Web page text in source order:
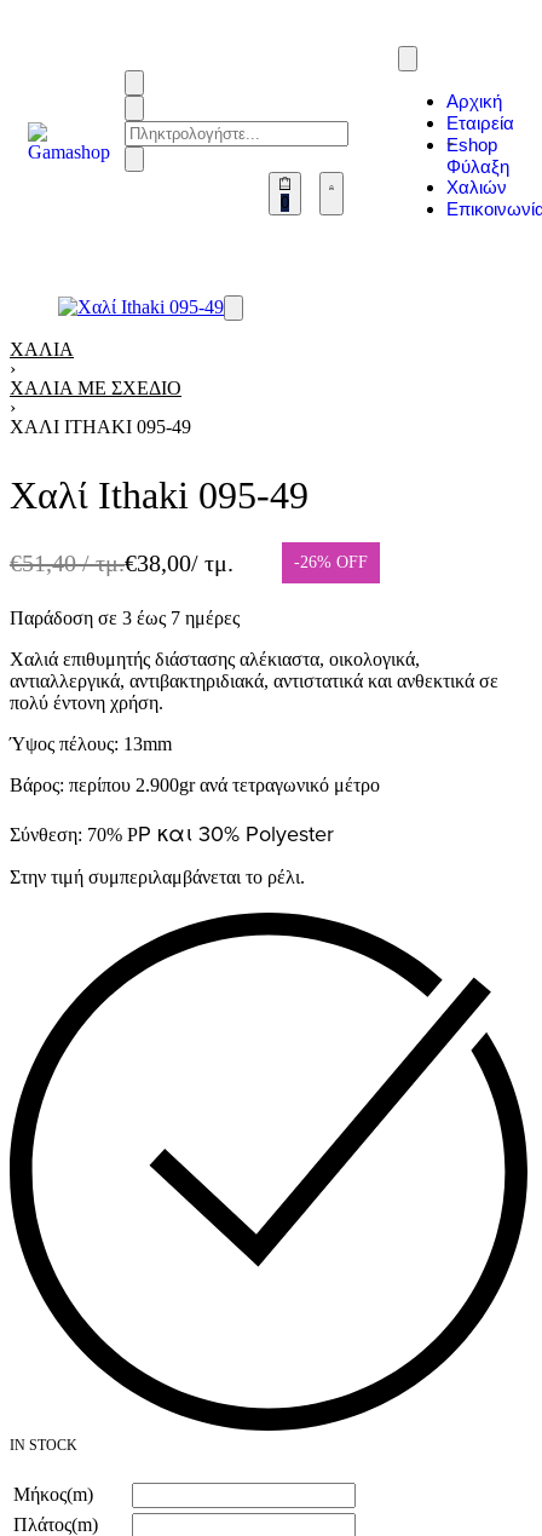
0
Αρχική
Εταιρεία
Eshop
Φύλαξη
Χαλιών
ΧΑΛΙΆ
›
ΧΑΛΙΆ ΜΕ ΣΧΈΔΙΟ
›
ΧΑΛΊ ITHAKI 095-49
Χαλί Ithaki 095-49
€51,40/ τμ.€38,00/ τμ. -26% OFF
Παράδοση σε 3 έως 7 ημέρες
Χαλιά επιθυμητής διάστασης αλέκιαστα, οικολογικά,
αντιαλλεργικά, αντιβακτηριδιακά, αντιστατικά και ανθεκτικά σε
πολύ έντονη χρήση.
Ύψος πέλους: 13mm
Βάρος: περίπου 2.900gr ανά τετραγωνικό μέτρο
Σύνθεση: 70% PP και 30% Polyester
Στην τιμή συμπεριλαμβάνεται το ρέλι.
IN STOCK
Μήκος(m)
Πλάτος(m)